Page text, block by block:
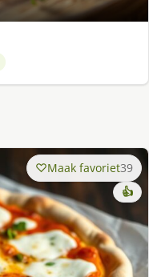
Maak favoriet39
👍